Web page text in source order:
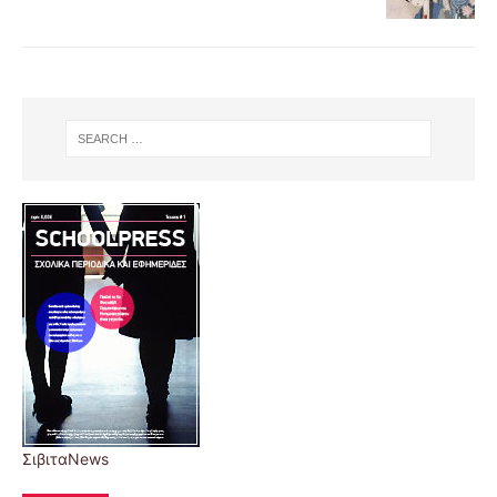
ΣιβιταNews